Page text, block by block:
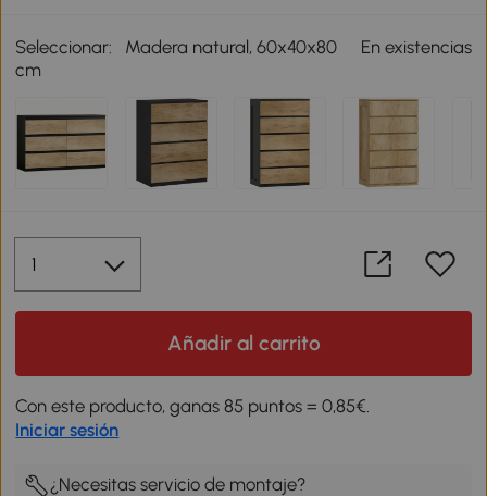
Seleccionar:
Madera natural, 60x40x80
cm
En existencias
Añadir al carrito
Con este producto, ganas 85 puntos = 0,85€.
Iniciar sesión
¿Necesitas servicio de montaje?